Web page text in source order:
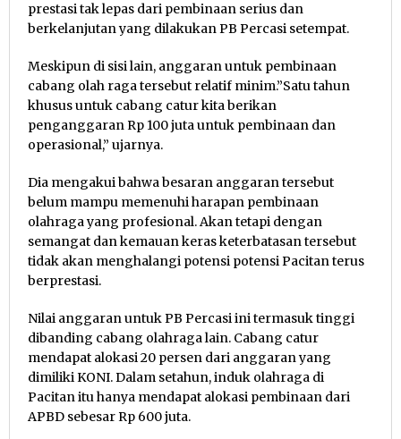
prestasi tak lepas dari pembinaan serius dan
berkelanjutan yang dilakukan PB Percasi setempat.
Meskipun di sisi lain, anggaran untuk pembinaan
cabang olah raga tersebut relatif minim.”Satu tahun
khusus untuk cabang catur kita berikan
penganggaran Rp 100 juta untuk pembinaan dan
operasional,” ujarnya.
Dia mengakui bahwa besaran anggaran tersebut
belum mampu memenuhi harapan pembinaan
olahraga yang profesional. Akan tetapi dengan
semangat dan kemauan keras keterbatasan tersebut
tidak akan menghalangi potensi potensi Pacitan terus
berprestasi.
Nilai anggaran untuk PB Percasi ini termasuk tinggi
dibanding cabang olahraga lain. Cabang catur
mendapat alokasi 20 persen dari anggaran yang
dimiliki KONI. Dalam setahun, induk olahraga di
Pacitan itu hanya mendapat alokasi pembinaan dari
APBD sebesar Rp 600 juta.